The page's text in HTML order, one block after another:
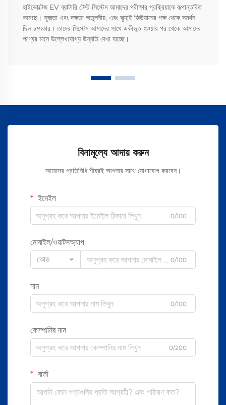
হাইভোল্টেজ EV ব্যাটারি টেস্ট সিস্টেম আমাদের পরীক্ষার প্রক্রিয়াকে রূপান্তরিত
করেছে। সূক্ষ্মতা এবং দক্ষতা অতুলনীয়, এবং ঝুহাই জিউয়ানের পক্ষ থেকে সমর্থন
ছিল চমৎকার। তাদের সিস্টেম আমাদের সাথে একীভূত হওয়ার পর থেকে আমাদের
পণ্যের মানে উল্লেখযোগ্য উন্নতি দেখা যাচ্ছে।
বিনামূল্যে আদায় করুন
আমাদের প্রতিনিধি শীঘ্রই আপনার সাথে যোগাযোগ করবেন।
ইমেইল
0/100
মোবাইল/ওয়াটসঅ্যাপ
কোড
0/100
নাম
0/100
কোম্পানির নাম
0/200
বার্তা